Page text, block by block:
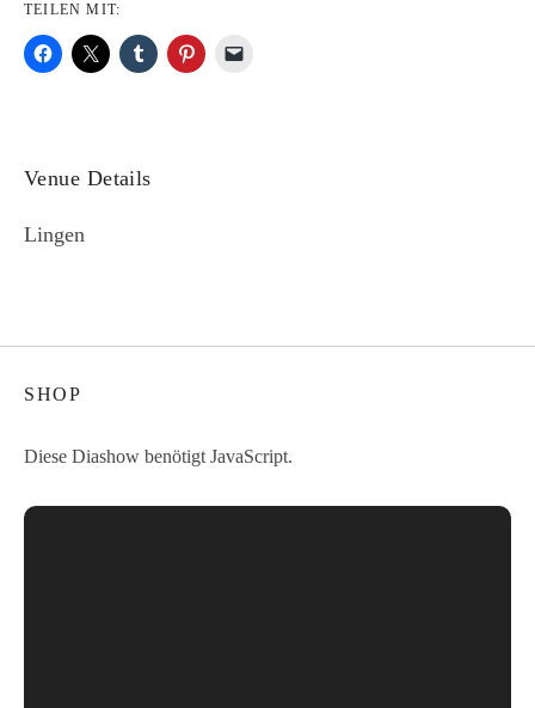
TEILEN MIT:
Venue Details
Lingen
SHOP
Diese Diashow benötigt JavaScript.